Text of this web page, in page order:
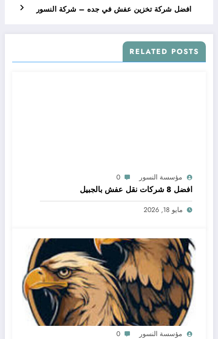
افضل شركة تخزين عفش في جده – شركة النسور
RELATED POSTS
مؤسسة النسور 0
افضل 8 شركات نقل عفش بالجبيل
مايو 18, 2026
مؤسسة النسور 0